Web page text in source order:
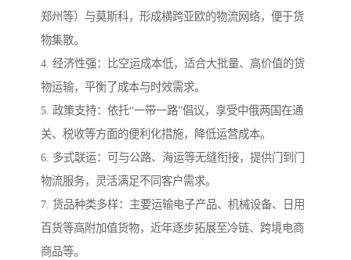
郑州等）与莫斯科，形成横跨亚欧的物流网络，便于货
物集散。
4. 经济性强：比空运成本低，适合大批量、高价值的货
物运输，平衡了成本与时效需求。
5. 政策支持：依托“一带一路”倡议，享受中俄两国在通
关、税收等方面的便利化措施，降低运营成本。
6. 多式联运：可与公路、海运等无缝衔接，提供门到门
物流服务，灵活满足不同客户需求。
7. 货品种类多样：主要运输电子产品、机械设备、日用
百货等高附加值货物，近年逐步拓展至冷链、跨境电商
商品等。